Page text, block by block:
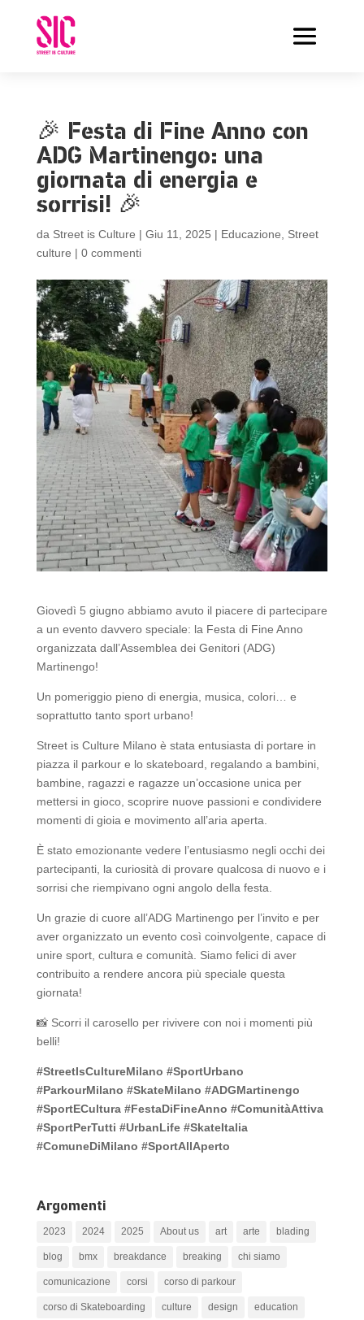
🎉 Festa di Fine Anno con
ADG Martinengo: una
giornata di energia e
sorrisi! 🎉
da Street is Culture | Giu 11, 2025 | Educazione
Street
culture | 0 commenti
Giovedì 5 giugno abbiamo avuto il piacere di partecipare
a un evento davvero speciale: la Festa di Fine Anno
organizzata dall’Assemblea dei Genitori (ADG)
Martinengo!
Un pomeriggio pieno di energia, musica, colori… e
soprattutto tanto sport urbano!
Street is Culture Milano è stata entusiasta di portare in
piazza il parkour e lo skateboard, regalando a bambini,
bambine, ragazzi e ragazze un’occasione unica per
mettersi in gioco, scoprire nuove passioni e condividere
momenti di gioia e movimento all’aria aperta.
È stato emozionante vedere l’entusiasmo negli occhi dei
partecipanti, la curiosità di provare qualcosa di nuovo e i
sorrisi che riempivano ogni angolo della festa.
Un grazie di cuore all’ADG Martinengo per l’invito e per
aver organizzato un evento così coinvolgente, capace di
unire sport, cultura e comunità. Siamo felici di aver
contribuito a rendere ancora più speciale questa
giornata!
📸 Scorri il carosello per rivivere con noi i momenti più
belli!
#StreetIsCultureMilano #SportUrbano
#ParkourMilano #SkateMilano #ADGMartinengo
#SportECultura #FestaDiFineAnno #ComunitàAttiva
#SportPerTutti #UrbanLife #SkateItalia
#ComuneDiMilano #SportAllAperto
Argomenti
2023 2024 2025 About us art arte blading
blog bmx breakdance breaking chi siamo
comunicazione corsi corso di parkour
corso di Skateboarding culture design education